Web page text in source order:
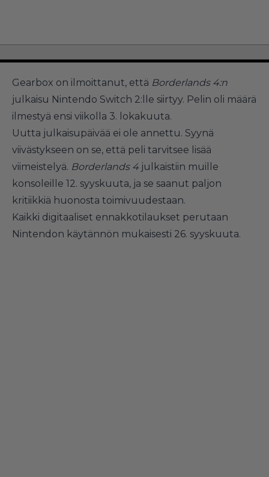
Gearbox on ilmoittanut, että Borderlands 4:n
julkaisu Nintendo Switch 2:lle siirtyy. Pelin oli määrä
ilmestyä ensi viikolla 3. lokakuuta.
Uutta julkaisupäivää ei ole annettu. Syynä
viivästykseen on se, että peli tarvitsee lisää
viimeistelyä. Borderlands 4 julkaistiin muille
konsoleille 12. syyskuuta, ja se saanut paljon
kritiikkiä huonosta toimivuudestaan.
Kaikki digitaaliset ennakkotilaukset perutaan
Nintendon käytännön mukaisesti 26. syyskuuta.